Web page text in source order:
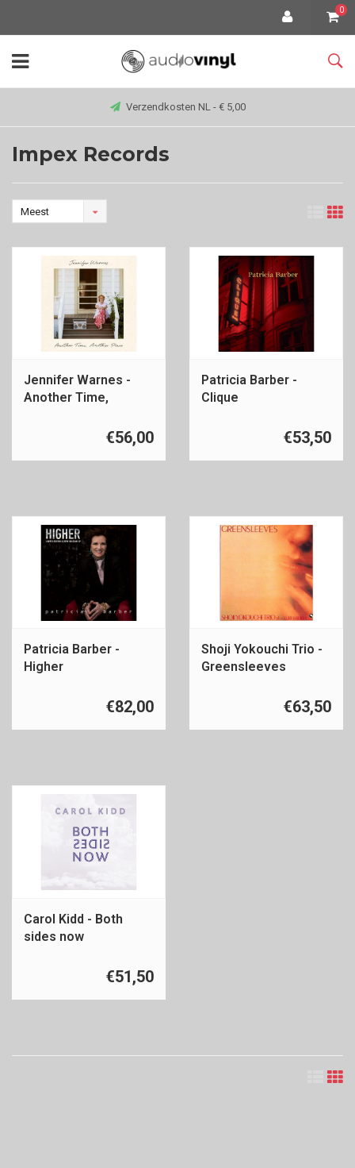
0
Verzendkosten NL - € 5,00
Impex Records
Meest
Jennifer Warnes -
Another Time,
€56,00
Patricia Barber -
Clique
€53,50
Patricia Barber -
Higher
€82,00
Shoji Yokouchi Trio -
Greensleeves
€63,50
Carol Kidd - Both
sides now
€51,50